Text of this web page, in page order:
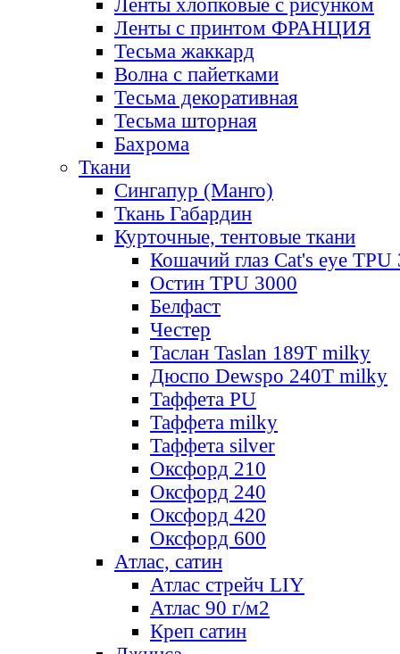
Ленты хлопковые с рисунком
Ленты с принтом ФРАНЦИЯ
Тесьма жаккард
Волна с пайетками
Тесьма декоративная
Тесьма шторная
Бахрома
Ткани
Сингапур (Манго)
Ткань Габардин
Курточные, тентовые ткани
Кошачий глаз Cat's eye TPU
Остин TPU 3000
Белфаст
Честер
Таслан Taslan 189T milky
Дюспо Dewspo 240T milky
Таффета PU
Таффета milky
Таффета silver
Оксфорд 210
Оксфорд 240
Оксфорд 420
Оксфорд 600
Атлас, сатин
Атлас стрейч LIY
Атлас 90 г/м2
Креп сатин